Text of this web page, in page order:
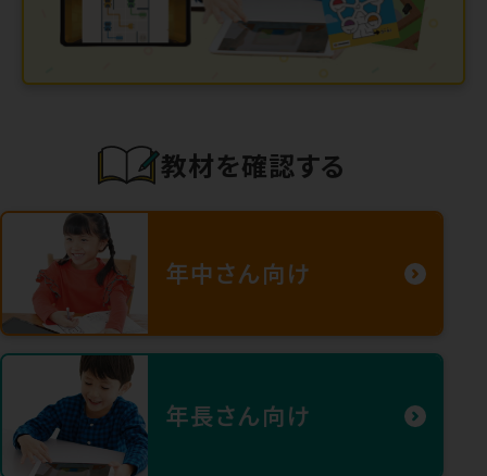
教材を確認する
年中さん向け
年長さん向け